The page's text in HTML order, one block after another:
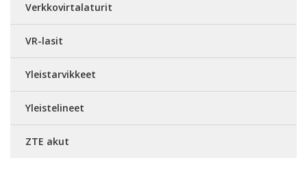
Verkkovirtalaturit
VR-lasit
Yleistarvikkeet
Yleistelineet
ZTE akut